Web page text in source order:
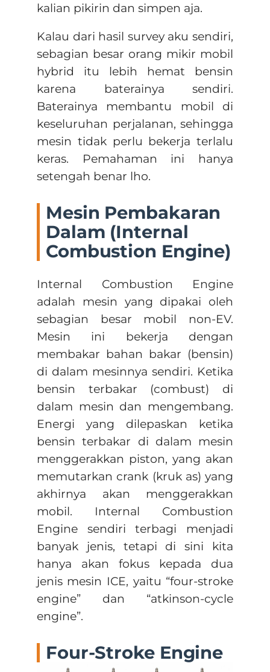
kalian pikirin dan simpen aja.
Kalau dari hasil survey aku sendiri,
sebagian besar orang mikir mobil
hybrid itu lebih hemat bensin
karena baterainya sendiri.
Baterainya membantu mobil di
keseluruhan perjalanan, sehingga
mesin tidak perlu bekerja terlalu
keras. Pemahaman ini hanya
setengah benar lho.
Mesin Pembakaran
Dalam (Internal
Combustion Engine)
Internal Combustion Engine
adalah mesin yang dipakai oleh
sebagian besar mobil non-EV.
Mesin ini bekerja dengan
membakar bahan bakar (bensin)
di dalam mesinnya sendiri. Ketika
bensin terbakar (combust) di
dalam mesin dan mengembang.
Energi yang dilepaskan ketika
bensin terbakar di dalam mesin
menggerakkan piston, yang akan
memutarkan crank (kruk as) yang
akhirnya akan menggerakkan
mobil. Internal Combustion
Engine sendiri terbagi menjadi
banyak jenis, tetapi di sini kita
hanya akan fokus kepada dua
jenis mesin ICE, yaitu “four-stroke
engine” dan “atkinson-cycle
engine”.
Four-Stroke Engine